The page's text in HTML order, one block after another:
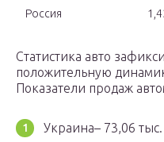
Россия
Статистика авто
положительную
Показатели продаж
Украина– 73,06 тыс.